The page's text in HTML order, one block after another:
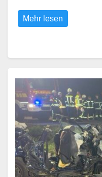
Mehr lesen